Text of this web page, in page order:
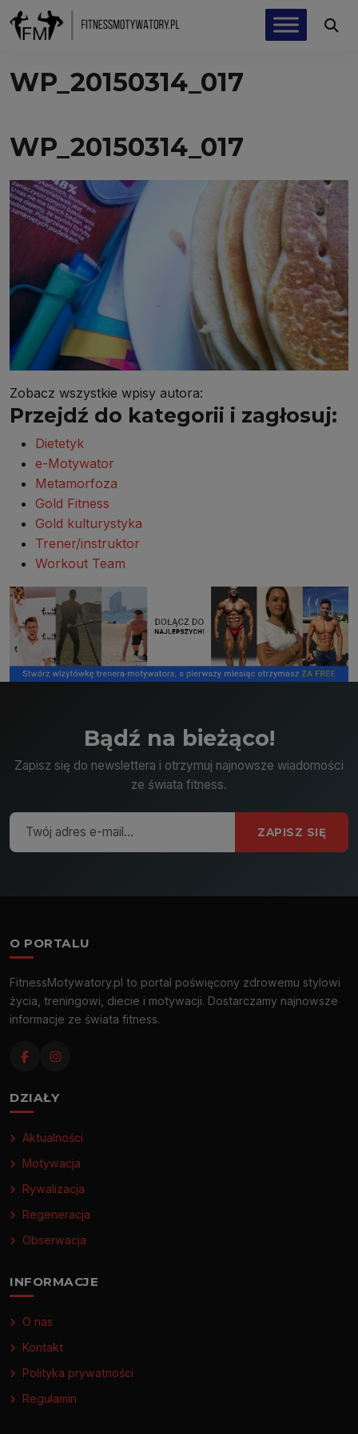
WP_20150314_017
WP_20150314_017
Zobacz wszystkie wpisy autora:
Przejdź do kategorii i zagłosuj:
Dietetyk
e-Motywator
Metamorfoza
Gold Fitness
Gold kulturystyka
Trener/instruktor
Workout Team
Bądź na bieżąco!
Zapisz się do newslettera i otrzymuj najnowsze wiadomości
ze świata fitness.
ZAPISZ SIĘ
O PORTALU
FitnessMotywatory.pl to portal poświęcony zdrowemu stylowi
życia, treningowi, diecie i motywacji. Dostarczamy najnowsze
informacje ze świata fitness.
DZIAŁY
Aktualności
Motywacja
Rywalizacja
Regeneracja
Obserwacja
INFORMACJE
O nas
Kontakt
Polityka prywatności
Regulamin